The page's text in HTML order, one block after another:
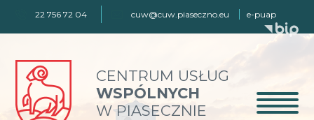
22 756 72 04 cuw@cuw.piaseczno.eu e-puap
CENTRUM USŁUG
WSPÓLNYCH
W PIASECZNIE